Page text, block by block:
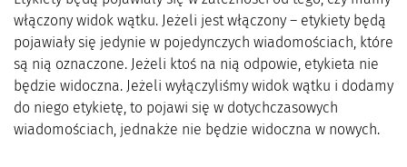
włączony widok wątku. Jeżeli jest włączony – etykiety będą
pojawiały się jedynie w pojedynczych wiadomościach, które
są nią oznaczone. Jeżeli ktoś na nią odpowie, etykieta nie
będzie widoczna. Jeżeli wyłączyliśmy widok wątku i dodamy
do niego etykietę, to pojawi się w dotychczasowych
wiadomościach, jednakże nie będzie widoczna w nowych.